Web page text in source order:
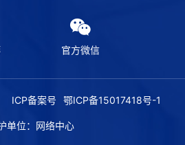
官方微信
ICP备案号 鄂ICP备15017418号-1
单位：网络中心